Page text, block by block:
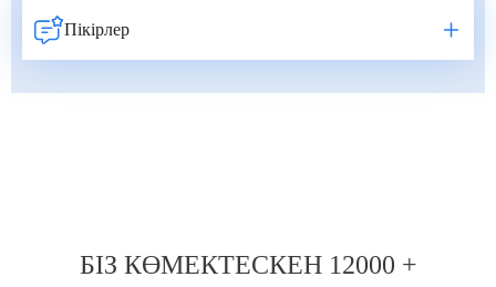
Пікірлер
БІЗ КӨМЕКТЕСКЕН 12000 +